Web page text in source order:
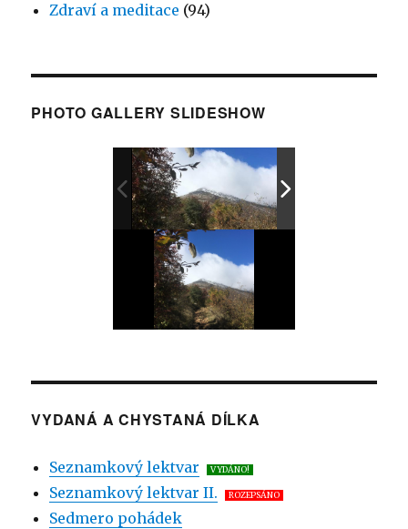
Zdraví a meditace (94)
PHOTO GALLERY SLIDESHOW
VYDANÁ A CHYSTANÁ DÍLKA
Seznamkový lektvar VYDÁNO!
Seznamkový lektvar II. ROZEPSÁNO
Sedmero pohádek